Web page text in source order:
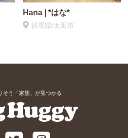
Hana | *はな*
群馬県/太田市
そう「家族」が見つかる